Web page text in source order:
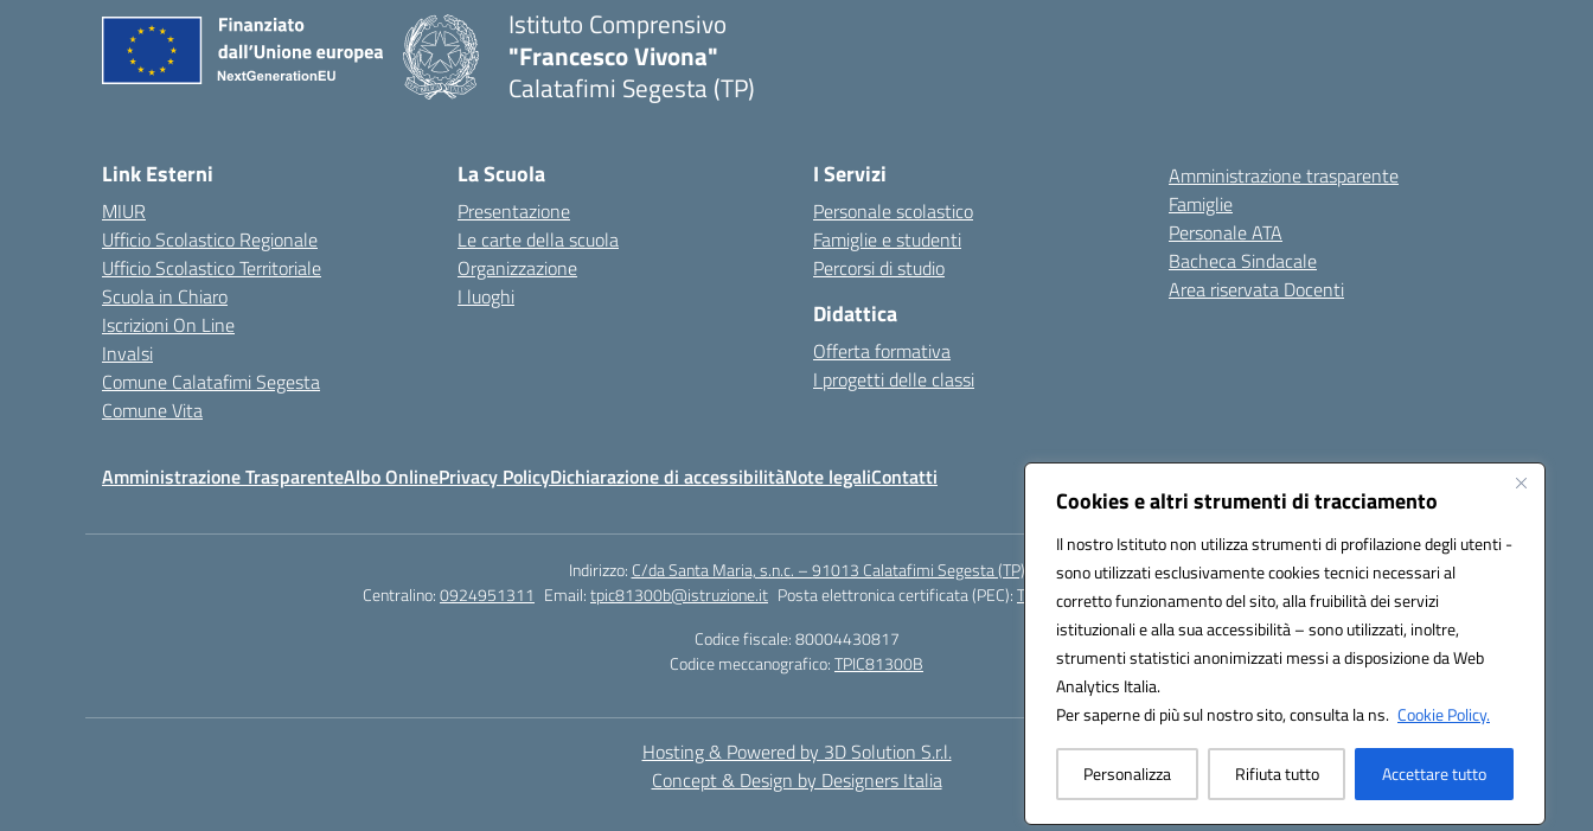
Cookies e altri strumenti di tracciamento
Il nostro Istituto non utilizza strumenti di profilazione degli utenti -
sono utilizzati esclusivamente cookies tecnici necessari al
corretto funzionamento del sito, alla fruibilità dei servizi
istituzionali e alla sua accessibilità – sono utilizzati, inoltre,
strumenti statistici anonimizzati messi a disposizione da Web
Analytics Italia.
Per saperne di più sul nostro sito, consulta la ns. Cookie Policy.
Personalizza Rifiuta tutto Accettare tutto
Istituto Comprensivo
"Francesco Vivona"
Calatafimi Segesta (TP)
Link Esterni
MIUR
Ufficio Scolastico Regionale
Ufficio Scolastico Territoriale
Scuola in Chiaro
Iscrizioni On Line
Invalsi
Comune Calatafimi Segesta
Comune Vita
La Scuola
Presentazione
Le carte della scuola
Organizzazione
I luoghi
I Servizi
Personale scolastico
Famiglie e studenti
Percorsi di studio
Didattica
Offerta formativa
I progetti delle classi
Amministrazione trasparente
Famiglie
Personale ATA
Bacheca Sindacale
Area riservata Docenti
Amministrazione TrasparenteAlbo OnlinePrivacy PolicyDichiarazione di accessibilitàNote legaliContatti
Indirizzo: C/da Santa Maria, s.n.c. – 91013 Calatafimi Segesta (TP)
Centralino:0924951311 Email:tpic81300b@istruzione.it Posta elettronica certificata (PEC):TPIC81300B@pec.istruzione.it
Codice fiscale: 80004430817
Codice meccanografico:TPIC81300B
Hosting & Powered by 3D Solution S.r.l.
Concept & Design by Designers Italia